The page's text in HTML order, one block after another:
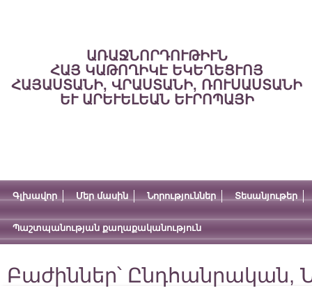
ԱՌԱՋՆՈՐԴՈՒԹԻՒՆ
ՀԱՅ ԿԱԹՈՂԻԿԷ ԵԿԵՂԵՑՒՈՅ
ՀԱՅԱՍՏԱՆԻ, ՎՐԱՍՏԱՆԻ, ՌՈՒՍԱՍՏԱՆԻ
ԵՒ ԱՐԵՒԵԼԵԱՆ ԵՒՐՈՊԱՅԻ
Գլխավոր Մեր մասին Նորություններ Տեսանյութեր
Պաշտպանության քաղաքականություն
Բաժիններ՝ Ընդհանրական,